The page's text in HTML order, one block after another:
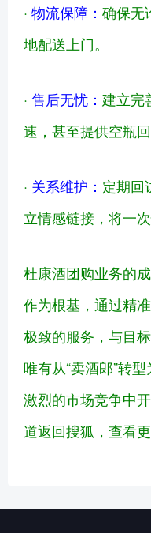
· 物流保障： 确保无
地配送上门。
· 售后无忧： 建立完
速，甚至提供空瓶
· 关系维护： 定期回
立情感链接，将一
杜康酒团购业务的
作为根基，通过精
极致的服务，与目
唯有从“卖酒郎”转
激烈的市场竞争中
道返回搜狐，查看